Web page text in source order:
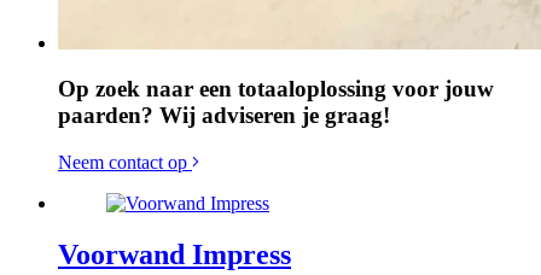
Op zoek naar een totaaloplossing voor jouw
paarden? Wij adviseren je graag!
Neem contact op
Voorwand Impress